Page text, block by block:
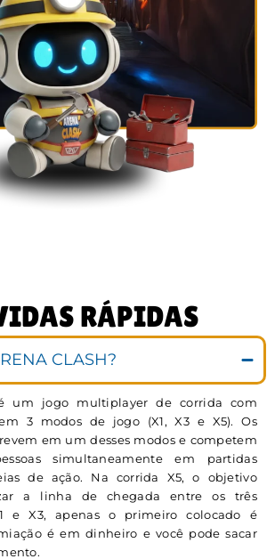
RÁPIDAS
CLASH?
um jogo multiplayer de corrida com
3 modos de jogo (X1, X3 e X5). Os
em um desses modos e competem
simultaneamente em partidas
de ação. Na corrida X5, o objetivo
a linha de chegada entre os três
e X3, apenas o primeiro colocado é
é em dinheiro e você pode sacar